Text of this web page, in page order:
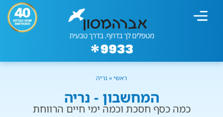
ראשי» נריה
המחשבון - נריה
כמה כסף חסכת וכמה ימי חיים הרווחת